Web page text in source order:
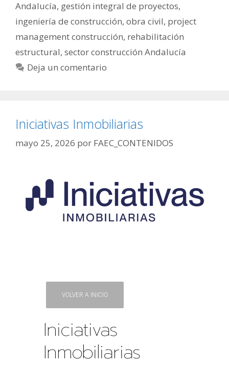
Andalucía, gestión integral de proyectos,
ingeniería de construcción, obra civil, project
management construcción, rehabilitación
estructural, sector construcción Andalucía
Deja un comentario
Iniciativas Inmobiliarias
mayo 25, 2026 por FAEC_CONTENIDOS
VOLVER A INICIO
Iniciativas
Inmobiliarias